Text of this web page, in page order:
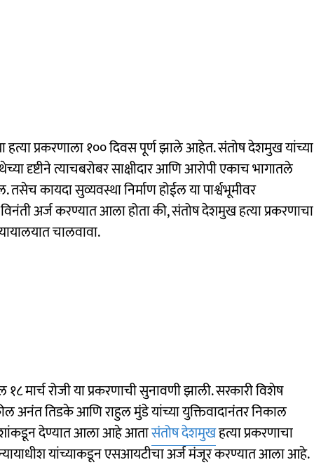
प्रकरणाला १०० दिवस पूर्ण झाले आहेत. संतोष देशमुख यांच्या
दृष्टीने त्याचबरोबर साक्षीदार आणि आरोपी एकाच भागातले
कायदा सुव्यवस्था निर्माण होईल या पार्श्वभूमीवर
अर्ज करण्यात आला होता की, संतोष देशमुख हत्या प्रकरणाचा
चालवावा.
मार्च रोजी या प्रकरणाची सुनावणी झाली. सरकारी विशेष
तिडके आणि राहुल मुंडे यांच्या युक्तिवादानंतर निकाल
देण्यात आला आहे आतासंतोष देशमुखहत्या प्रकरणाचा
यांच्याकडून एसआयटीचा अर्ज मंजूर करण्यात आला आहे.